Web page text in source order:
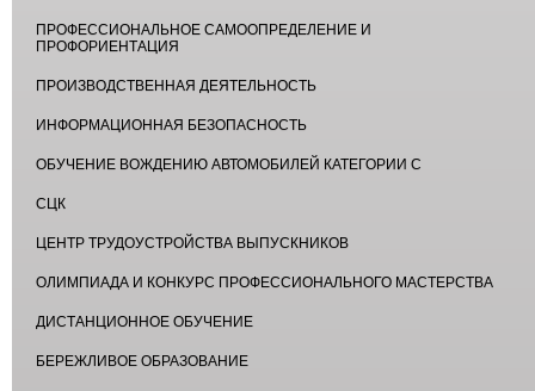
ПРОФЕССИОНАЛЬНОЕ САМООПРЕДЕЛЕНИЕ И
ПРОФОРИЕНТАЦИЯ
ПРОИЗВОДСТВЕННАЯ ДЕЯТЕЛЬНОСТЬ
ИНФОРМАЦИОННАЯ БЕЗОПАСНОСТЬ
ОБУЧЕНИЕ ВОЖДЕНИЮ АВТОМОБИЛЕЙ КАТЕГОРИИ С
СЦК
ЦЕНТР ТРУДОУСТРОЙСТВА ВЫПУСКНИКОВ
ОЛИМПИАДА И КОНКУРС ПРОФЕССИОНАЛЬНОГО МАСТЕРСТВА
ДИСТАНЦИОННОЕ ОБУЧЕНИЕ
БЕРЕЖЛИВОЕ ОБРАЗОВАНИЕ